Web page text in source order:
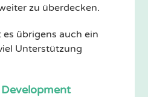
zu überdecken.
übrigens auch ein
Unterstützung